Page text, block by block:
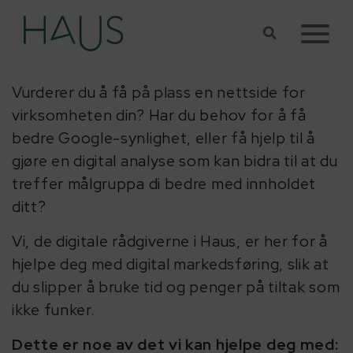
Vurderer du å få på plass en nettside for
virksomheten din? Har du behov for å få
bedre Google-synlighet, eller få hjelp til å
gjøre en digital analyse som kan bidra til at du
treffer målgruppa di bedre med innholdet
ditt?
Vi, de digitale rådgiverne i Haus, er her for å
hjelpe deg med digital markedsføring, slik at
du slipper å bruke tid og penger på tiltak som
ikke funker.
Dette er noe av det vi kan hjelpe deg med: